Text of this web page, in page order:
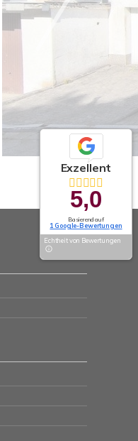
Exzellent
5,0
Basierend auf
1 Google-Bewertungen
Echtheit von Bewertungen